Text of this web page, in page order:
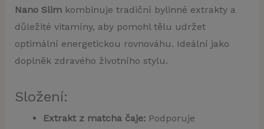
Nano Slimkombinuje tradiční bylinné extrakty a
důležité vitamíny, aby pomohl tělu udržet
optimální energetickou rovnováhu. Ideální jako
doplněk zdravého životního stylu.
Složení:
Extrakt z matcha čaje:Podporuje